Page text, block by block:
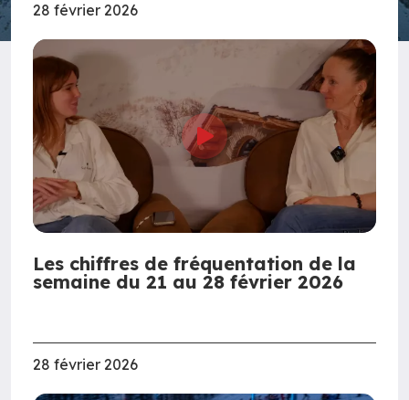
28 février 2026
Les chiffres de fréquentation de la
semaine du 21 au 28 février 2026
28 février 2026